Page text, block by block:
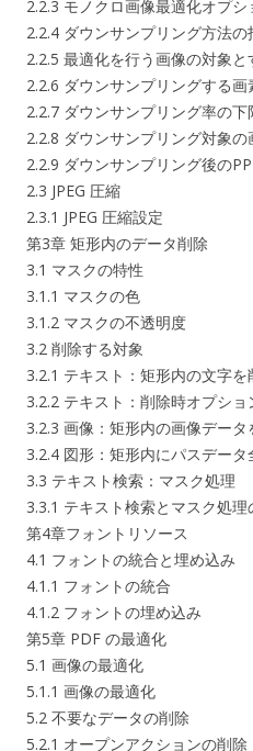
2.2.3 モノクロ画像最適化オプ
2.2.4 ダウンサンプリング方法の
2.2.5 最適化を行う画像の対象
2.2.6 ダウンサンプリングする画
2.2.7 ダウンサンプリング率の下
2.2.8 ダウンサンプリング対象
2.2.9 ダウンサンプリング後の
2.3 JPEG 圧縮
2.3.1 JPEG 圧縮設定
第3章 矩形内のデータ削除
3.1 マスクの特性
3.1.1 マスクの色
3.1.2 マスクの不透明度
3.2 削除する対象
3.2.1 テキスト：矩形内の文字を
3.2.2 テキスト：削除時オプショ
3.2.3 画像：矩形内の画像データ
3.2.4 図形：矩形内にパスデー
3.3 テキスト検索：マスク処理
3.3.1 テキスト検索とマスク処
第4章フォントリソース
4.1 フォントの統合と埋め込み
4.1.1 フォントの統合
4.1.2 フォントの埋め込み
第5章 PDF の最適化
5.1 画像の最適化
5.1.1 画像の最適化
5.2 不要なデータの削除
5.2.1 オープンアクションの削除